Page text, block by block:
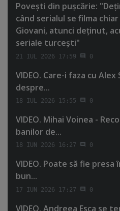
Poveşti din puşcărie:
când serialul se filma chiar
Giovani, atunci deţinut,
seriale turceşti"
21 IUL 2026 17:59 0
VIDEO. Care-i faza cu
despre...
18 IUL 2026 15:55 0
VIDEO. Mihai Voinea -
banilor de...
18 IUN 2026 16:27 0
VIDEO. Poate să fie presa
bun...
17 IUN 2026 17:27 0
VIDEO. Andreea Esca se